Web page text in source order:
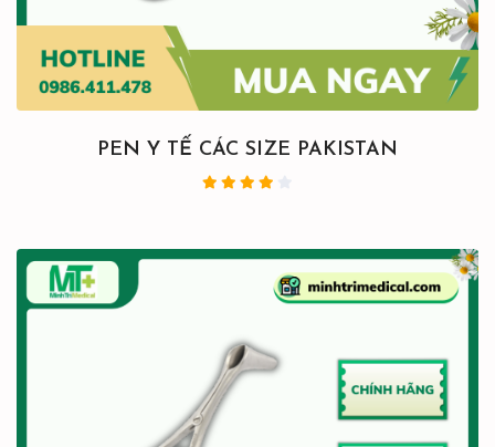
PEN Y TẾ CÁC SIZE PAKISTAN